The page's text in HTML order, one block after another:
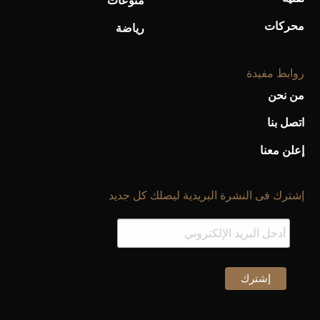
محركات رياضة
روابط مفيدة
من نحن
اتصل بنا
إعلن معنا
إشترك فى النشرة البريدية ليصلك كل جديد